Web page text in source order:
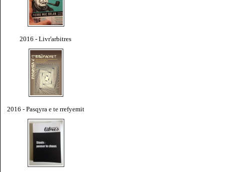
2016 - Livr'arbitres
2016 - Pasqyra e te rrefyemit